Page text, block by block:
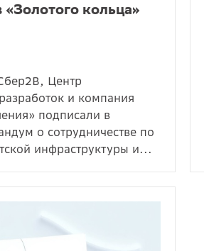
«Золотого кольца»
Центр
и компания
подписали в
о сотрудничестве по
инфраструктуры и...